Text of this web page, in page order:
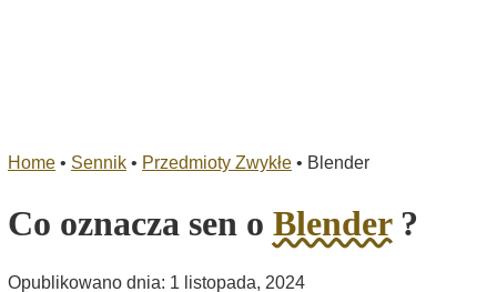
Home • Sennik • Przedmioty Zwykłe • Blender
Co oznacza sen o Blender?
Opublikowano dnia: 1 listopada, 2024